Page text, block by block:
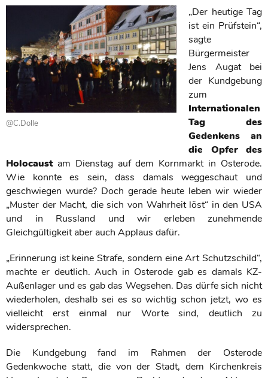
@C.Dolle
„Der heutige Tag
ist ein Prüfstein“,
sagte
Bürgermeister
Jens Augat bei
der Kundgebung
zum
Internationalen
Tag des
Gedenkens an
die Opfer des
Holocaustam Dienstag auf dem Kornmarkt in Osterode.
Wie konnte es sein, dass damals weggeschaut und
geschwiegen wurde? Doch gerade heute leben wir wieder
„Muster der Macht, die sich von Wahrheit löst“ in den USA
und in Russland und wir erleben zunehmende
Gleichgültigkeit aber auch Applaus dafür.
„Erinnerung ist keine Strafe, sondern eine Art Schutzschild“,
machte er deutlich. Auch in Osterode gab es damals KZ-
Außenlager und es gab das Wegsehen. Das dürfe sich nicht
wiederholen, deshalb sei es so wichtig schon jetzt, wo es
vielleicht erst einmal nur Worte sind, deutlich zu
widersprechen.
Die Kundgebung fand im Rahmen der Osterode
Gedenkwoche statt, die von der Stadt, dem Kirchenkreis